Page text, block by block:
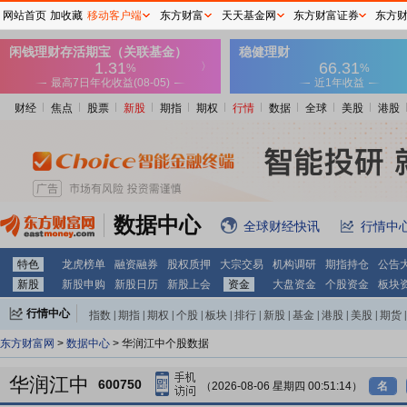
财经 焦点 股票 新股 期指 期权 行情 数据 全球 美股 港股
数据中心 全球财经快讯 行情中
特色 龙虎榜单 融资融券 股权质押 大宗交易 机构调研 期指持仓
公告
新股
新股申购 新股日历 新股上会 资金 大盘资金 个股资金 板块
行情中心 指数 期指 期权 个股 板块 排行 新股 基金 港股 美股 期货
东方财富网 > 数据中心 > 华润江中个股数据
华润江中 600750 （2026-08-06 星期四 00:51:14） 名
网站首页 加收藏 移动客户端 东方财富 天天基金网 东方财富证券 东方